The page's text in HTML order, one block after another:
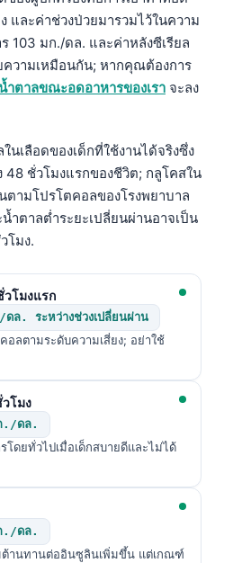
และค่าช่วงป่วยมารวมไว้ในความ
103 มก./ดล. และค่าหลังซีเรียล
วามเหมือนกัน; หากคุณต้องการ
ำตาลขณะอดอาหารของเรา จะลง
เลือดของเด็กที่ใช้งานได้จริงซึ่ง
ชั่วโมงแรกของชีวิต; กลูโคสใน
ตามโปรโตคอลของโรงพยาบาล
ำตาลต่ำระยะเปลี่ยนผ่านอาจเป็น
โมง.
วโมงแรก
. ระหว่างช่วงเปลี่ยนผ่าน
อลตามระดับความเสี่ยง; อย่าใช้
โมง
./ดล.
โดยทั่วไปเมื่อเด็กสบายดีและไม่ได้
./ดล.
ต้านทานต่ออินซูลินเพิ่มขึ้น แต่เกณฑ์